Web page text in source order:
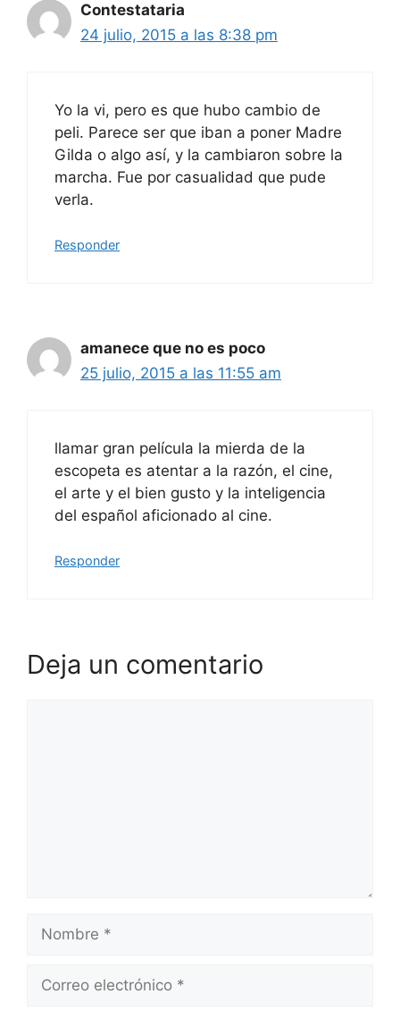
Contestataria
24 julio, 2015 a las 8:38 pm
Yo la vi, pero es que hubo cambio de
peli. Parece ser que iban a poner Madre
Gilda o algo así, y la cambiaron sobre la
marcha. Fue por casualidad que pude
verla.
Responder
amanece que no es poco
25 julio, 2015 a las 11:55 am
llamar gran película la mierda de la
escopeta es atentar a la razón, el cine,
el arte y el bien gusto y la inteligencia
del español aficionado al cine.
Responder
Deja un comentario
electrónico